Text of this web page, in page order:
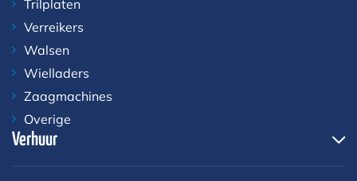
Trilplaten
Verreikers
Walsen
Wielladers
Zaagmachines
Overige
Verhuur